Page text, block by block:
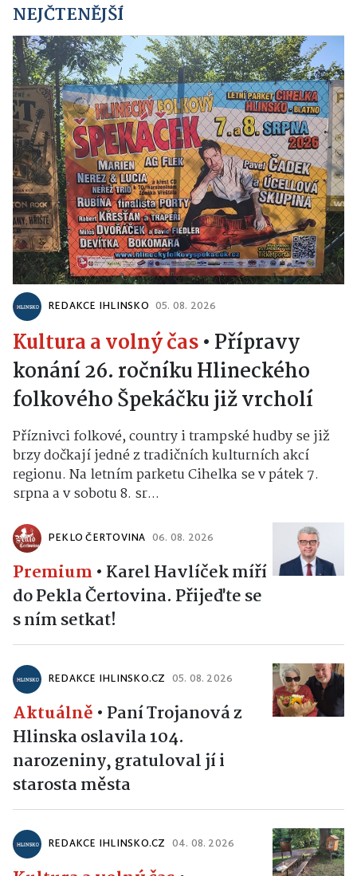
NEJČTENĚJŠÍ
REDAKCE IHLINSKO 05. 08. 2026
Kultura a volný čas• Přípravy
konání 26. ročníku Hlineckého
folkového Špekáčku již vrcholí
Příznivci folkové, country i trampské hudby se již
brzy dočkají jedné z tradičních kulturních akcí
regionu. Na letním parketu Cihelka se v pátek 7.
srpna a v sobotu 8. sr...
PEKLO ČERTOVINA 06. 08. 2026
Premium • Karel Havlíček míří
do Pekla Čertovina. Přijeďte se
s ním setkat!
REDAKCE IHLINSKO.CZ 05. 08. 2026
Aktuálně • Paní Trojanová z
Hlinska oslavila 104.
narozeniny, gratuloval jí i
starosta města
REDAKCE IHLINSKO.CZ 04. 08. 2026